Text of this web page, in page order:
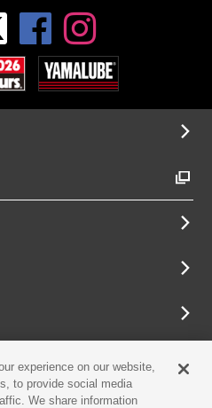
experience on our website,
to provide social media
We share information